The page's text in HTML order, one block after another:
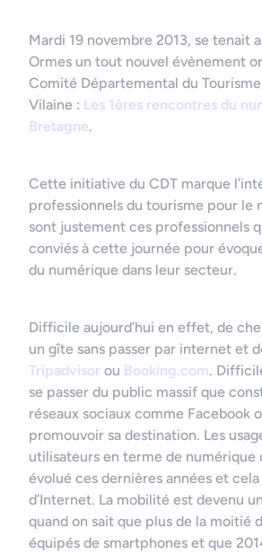
Mardi 19 novembre 2013, se tenait
Ormes un tout nouvel évènement
Comité Départemental du
Vilaine : Les 1ères rencontres du
Bretagne.
Cette initiative du CDT marque
professionnels du tourisme pour le
sont justement ces professionnels
conviés à cette journée pour
du numérique dans leur secteur.
Difficile aujourd’hui en effet, de
un gîte sans passer par internet et
Tripadvisor ou Booking.com.
se passer du public massif que
réseaux sociaux comme Facebook
promouvoir sa destination. Les
utilisateurs en terme de
évolué ces dernières années et
d’Internet. La mobilité est devenu
quand on sait que plus de la moitié
équipés de smartphones et que
Bonjour, je suis Zel, votre assistant.
aider ?